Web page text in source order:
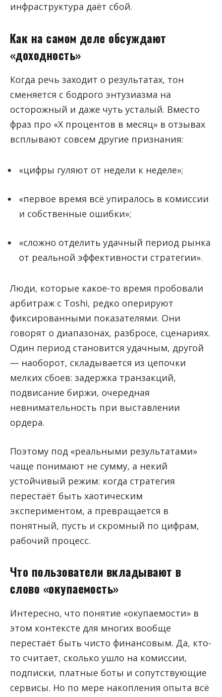
инфраструктура даёт сбой.
Как на самом деле обсуждают
«доходность»
Когда речь заходит о результатах, тон
сменяется с бодрого энтузиазма на
осторожный и даже чуть усталый. Вместо
фраз про «Х процентов в месяц» в отзывах
всплывают совсем другие признания:
«цифры гуляют от недели к неделе»;
«первое время всё упиралось в комиссии
и собственные ошибки»;
«сложно отделить удачный период рынка
от реальной эффективности стратегии».
Люди, которые какое-то время пробовали
арбитраж с Toshi, редко оперируют
фиксированными показателями. Они
говорят о диапазонах, разбросе, сценариях.
Один период становится удачным, другой
— наоборот, складывается из цепочки
мелких сбоев: задержка транзакций,
подвисание биржи, очередная
невнимательность при выставлении
ордера.
Поэтому под «реальными результатами»
чаще понимают не сумму, а некий
устойчивый режим: когда стратегия
перестаёт быть хаотическим
экспериментом, а превращается в
понятный, пусть и скромный по цифрам,
рабочий процесс.
Что пользователи вкладывают в
слово «окупаемость»
Интересно, что понятие «окупаемости» в
этом контексте для многих вообще
перестаёт быть чисто финансовым. Да, кто-
то считает, сколько ушло на комиссии,
подписки, платные боты и сопутствующие
сервисы. Но по мере накопления опыта всё